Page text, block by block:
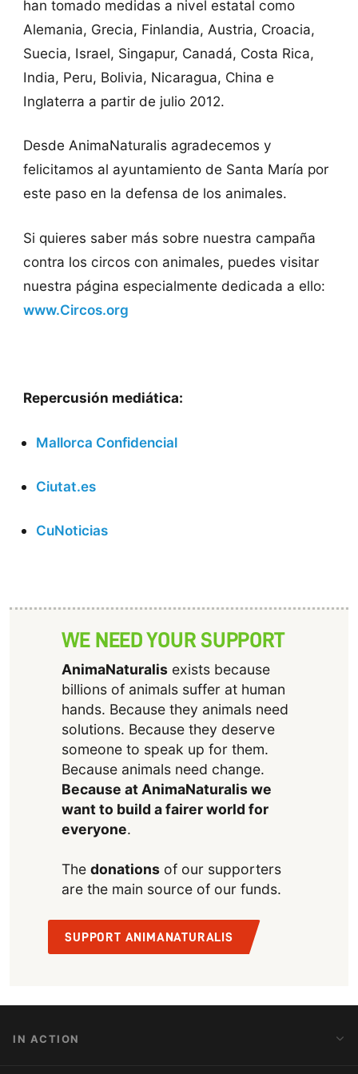
han tomado medidas a nivel estatal como
Alemania, Grecia, Finlandia, Austria, Croacia,
Suecia, Israel, Singapur, Canadá, Costa Rica,
India, Peru, Bolivia, Nicaragua, China e
Inglaterra a partir de julio 2012.
Desde AnimaNaturalis agradecemos y
felicitamos al ayuntamiento de Santa María por
este paso en la defensa de los animales.
Si quieres saber más sobre nuestra campaña
contra los circos con animales, puedes visitar
nuestra página especialmente dedicada a ello:
www.Circos.org
Repercusión mediática:
Mallorca Confidencial
Ciutat.es
CuNoticias
WE NEED YOUR SUPPORT
AnimaNaturalisexists because
billions of animals suffer at human
hands. Because they animals need
solutions. Because they deserve
someone to speak up for them.
Because animals need change.
Because at AnimaNaturalis we
want to build a fairer world for
everyone.
The donationsof our supporters
are the main source of our funds.
SUPPORT ANIMANATURALIS
IN ACTION